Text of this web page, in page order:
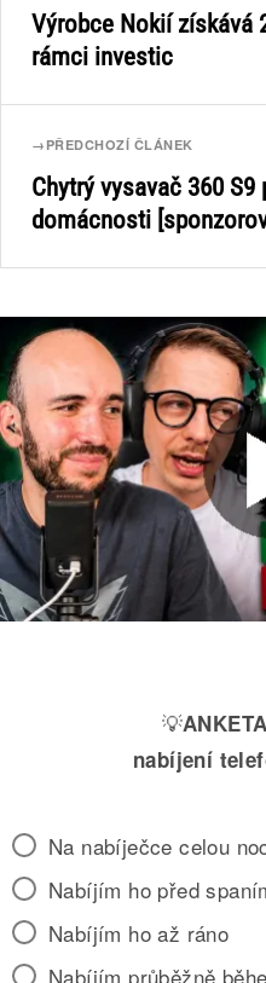
Výrobce Nokií získává
rámci investic
→ PŘEDCHOZÍ ČLÁNEK
Chytrý vysavač 360
domácnosti
💡
nabíjení
Na nabíječce celou
Nabíjím ho před
Nabíjím ho až ráno
Nabíjím průběžně